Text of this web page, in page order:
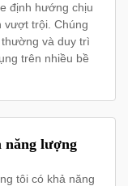
định hướng chịu
vượt trội. Chúng
và duy trì
trên nhiều bề
năng lượng
tôi có khả năng